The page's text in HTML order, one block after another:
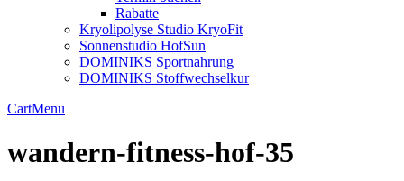
Rabatte
Kryolipolyse Studio KryoFit
Sonnenstudio HofSun
DOMINIKS Sportnahrung
DOMINIKS Stoffwechselkur
CartMenu
wandern-fitness-hof-35